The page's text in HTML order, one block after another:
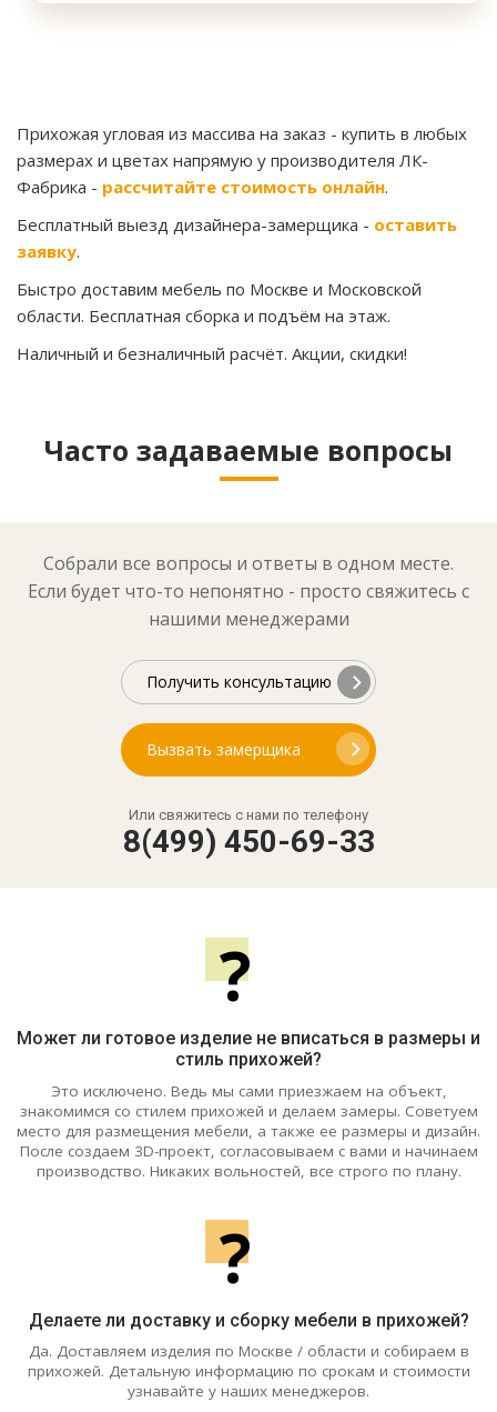
Прихожая угловая из массива на заказ - купить в любых
размерах и цветах напрямую у производителя ЛК-
Фабрика - рассчитайте стоимость онлайн.
Бесплатный выезд дизайнера-замерщика - оставить
заявку.
Быстро доставим мебель по Москве и Московской
области. Бесплатная сборка и подъём на этаж.
Наличный и безналичный расчёт. Акции, скидки!
Часто задаваемые вопросы
Собрали все вопросы и ответы в одном месте.
Если будет что-то непонятно - просто свяжитесь с
нашими менеджерами
Получить консультацию
Вызвать замерщика
Или свяжитесь с нами по телефону
8(499) 450-69-33
?
Может ли готовое изделие не вписаться в размеры и
стиль прихожей?
Это исключено. Ведь мы сами приезжаем на объект,
знакомимся со стилем прихожей и делаем замеры. Советуем
место для размещения мебели, а также ее размеры и дизайн.
После создаем 3D-проект, согласовываем с вами и начинаем
производство. Никаких вольностей, все строго по плану.
?
Делаете ли доставку и сборку мебели в прихожей?
Да. Доставляем изделия по Москве / области и собираем в
прихожей. Детальную информацию по срокам и стоимости
узнавайте у наших менеджеров.